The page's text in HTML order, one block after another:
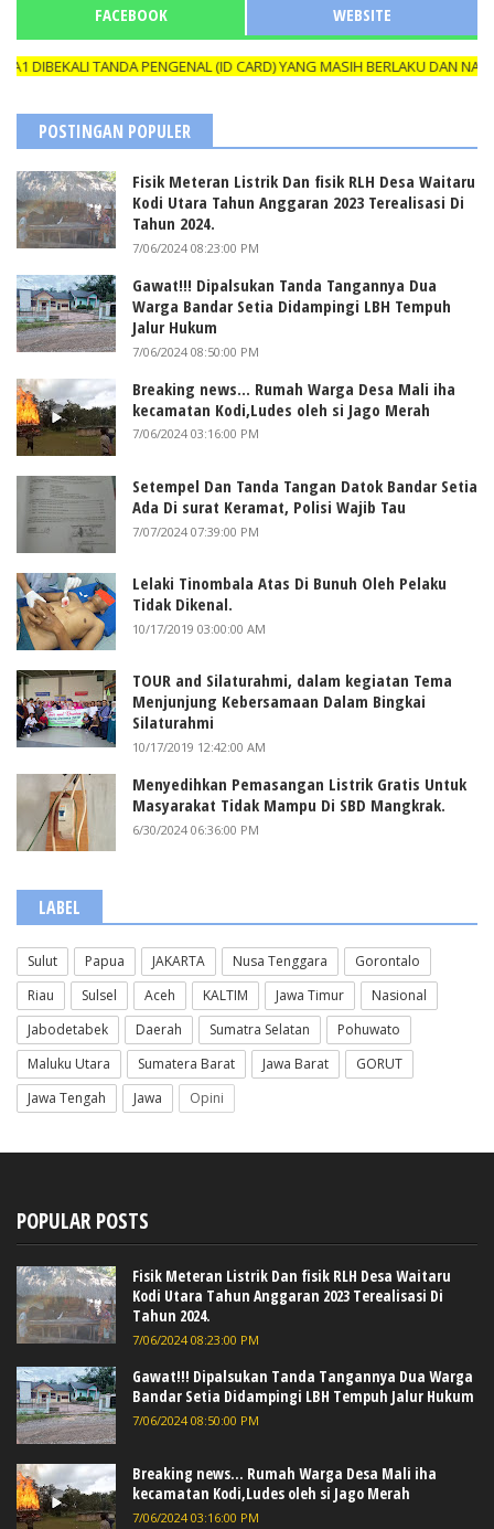
FACEBOOK WEBSITE
TANDA PENGENAL (ID CARD) YANG MASIH BERLAKU DAN
POSTINGAN POPULER
Fisik Meteran Listrik Dan fisik RLH Desa Waitaru
Kodi Utara Tahun Anggaran 2023 Terealisasi Di
Tahun 2024.
7/06/2024 08:23:00 PM
Gawat!!! Dipalsukan Tanda Tangannya Dua
Warga Bandar Setia Didampingi LBH Tempuh
Jalur Hukum
7/06/2024 08:50:00 PM
Breaking news... Rumah Warga Desa Mali iha
kecamatan Kodi,Ludes oleh si Jago Merah
7/06/2024 03:16:00 PM
Setempel Dan Tanda Tangan Datok Bandar Setia
Ada Di surat Keramat, Polisi Wajib Tau
7/07/2024 07:39:00 PM
Lelaki Tinombala Atas Di Bunuh Oleh Pelaku
Tidak Dikenal.
10/17/2019 03:00:00 AM
TOUR and Silaturahmi, dalam kegiatan Tema
Menjunjung Kebersamaan Dalam Bingkai
Silaturahmi
10/17/2019 12:42:00 AM
Menyedihkan Pemasangan Listrik Gratis Untuk
Masyarakat Tidak Mampu Di SBD Mangkrak.
6/30/2024 06:36:00 PM
LABEL
Sulut Papua JAKARTA Nusa Tenggara
Gorontalo
Riau
Sulsel Aceh KALTIM Jawa Timur
Nasional
Jabodetabek
Daerah Sumatra Selatan
Pohuwato
Maluku Utara
Sumatera Barat Jawa Barat
GORUT
Jawa Tengah
Jawa Opini
POPULAR POSTS
Fisik Meteran Listrik Dan fisik RLH Desa Waitaru
Kodi Utara Tahun Anggaran 2023 Terealisasi Di
Tahun 2024.
7/06/2024 08:23:00 PM
Gawat!!! Dipalsukan Tanda Tangannya Dua Warga
Bandar Setia Didampingi LBH Tempuh Jalur Hukum
7/06/2024 08:50:00 PM
Breaking news... Rumah Warga Desa Mali iha
kecamatan Kodi,Ludes oleh si Jago Merah
7/06/2024 03:16:00 PM